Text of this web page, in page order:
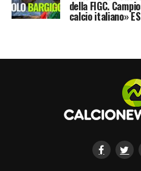
LA PLAYLIST DELLE
della FIGC.
calcio italiano»